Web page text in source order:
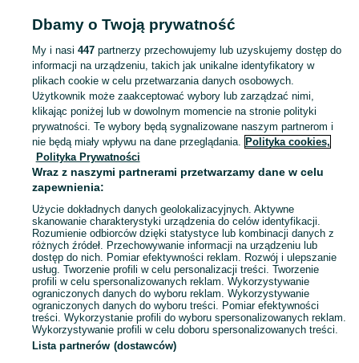
plecak turystyczny
Szeroki wybór plecaków Wielkopolskie ▶️ szkolne, miejskie, sportowe i trekkingowe ✅ Nowe i używane w dobrych cenach ☝ Sprawdź ogłoszenia online na OLX.pl!
Mapa kategorii
Mapa miejscowości
Mapa ministron
Popularne wyszukiwania
Dbamy o Twoją prywatność
My i nasi 447partnerzy przechowujemy lub uzyskujemy dostęp do
informacji na urządzeniu, takich jak unikalne identyfikatory w
plikach cookie w celu przetwarzania danych osobowych.
Użytkownik może zaakceptować wybory lub zarządzać nimi,
klikając poniżej lub w dowolnym momencie na stronie polityki
prywatności. Te wybory będą sygnalizowane naszym partnerom i
nie będą miały wpływu na dane przeglądania. Polityka cookies,
Polityka Prywatności
Wraz z naszymi partnerami przetwarzamy dane w celu
zapewnienia:
Użycie dokładnych danych geolokalizacyjnych. Aktywne
skanowanie charakterystyki urządzenia do celów identyfikacji.
Rozumienie odbiorców dzięki statystyce lub kombinacji danych z
różnych źródeł. Przechowywanie informacji na urządzeniu lub
dostęp do nich. Pomiar efektywności reklam. Rozwój i ulepszanie
usług. Tworzenie profili w celu personalizacji treści. Tworzenie
profili w celu spersonalizowanych reklam. Wykorzystywanie
ograniczonych danych do wyboru reklam. Wykorzystywanie
ograniczonych danych do wyboru treści. Pomiar efektywności
treści. Wykorzystanie profili do wyboru spersonalizowanych reklam.
Wykorzystywanie profili w celu doboru spersonalizowanych treści.
Lista partnerów (dostawców)